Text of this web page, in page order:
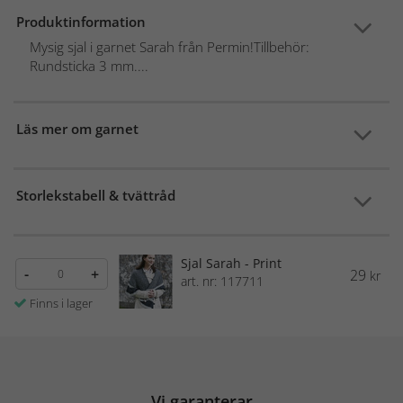
Produktinformation
Mysig sjal i garnet Sarah från Permin!Tillbehör:
Rundsticka 3 mm....
Läs mer om garnet
Storlekstabell & tvättråd
- +
Finns i lager
Sjal Sarah - Print
art. nr: 117711
29 kr